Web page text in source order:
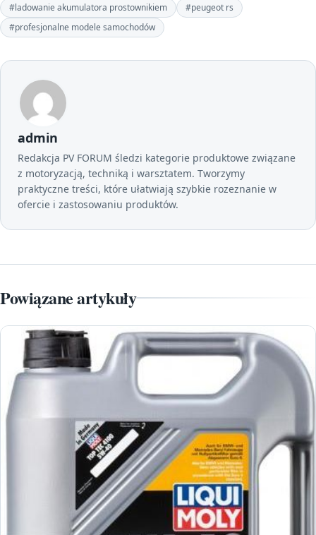
#ladowanie akumulatora prostownikiem
#peugeot rs
#profesjonalne modele samochodów
admin
Redakcja PV FORUM śledzi kategorie produktowe związane
z motoryzacją, techniką i warsztatem. Tworzymy
praktyczne treści, które ułatwiają szybkie rozeznanie w
ofercie i zastosowaniu produktów.
Powiązane artykuły